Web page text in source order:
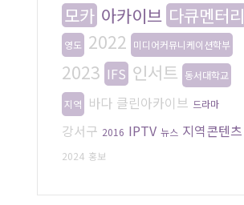
모카 아카이브 다큐멘터리
영도 2022 미디어커뮤니케이션학부
2023 IFS 인서트 동서대학교
지역 바다 클린아카이브 드라마
강서구 2016 IPTV 뉴스 지역콘텐츠
2024 홍보